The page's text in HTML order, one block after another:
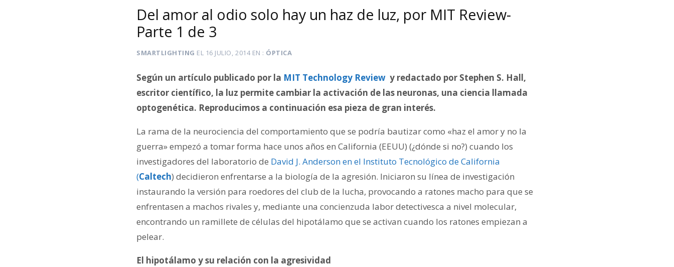
Del amor al odio solo hay un haz de luz, por MIT Review-
Parte 1 de 3
SMARTLIGHTING EL 16 JULIO, 2014EN ÓPTICA
Según un artículo publicado por la MIT Technology Review y redactado por Stephen S. Hall,
escritor científico, la luz permite cambiar la activación de las neuronas, una ciencia llamada
optogenética. Reproducimos a continuación esa pieza de gran interés.
La rama de la neurociencia del comportamiento que se podría bautizar como «haz el amor y no la
guerra» empezó a tomar forma hace unos años en California (EEUU) (¿dónde si no?) cuando los
investigadores del laboratorio de David J. Anderson en el Instituto Tecnológico de California
(Caltech) decidieron enfrentarse a la biología de la agresión. Iniciaron su línea de investigación
instaurando la versión para roedores del club de la lucha, provocando a ratones macho para que se
enfrentasen a machos rivales y, mediante una concienzuda labor detectivesca a nivel molecular,
encontrando un ramillete de células del hipotálamo que se activan cuando los ratones empiezan a
pelear.
El hipotálamo y su relación con la agresividad